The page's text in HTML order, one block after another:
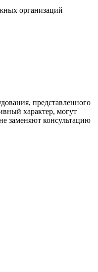
организаций
представленного
характер, могут
заменяют консультацию